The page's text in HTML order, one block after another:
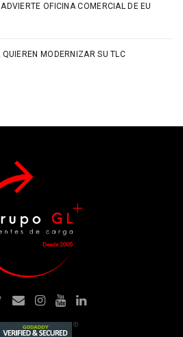
OFICINA COMERCIAL DE EU
MODERNIZAR SU TLC